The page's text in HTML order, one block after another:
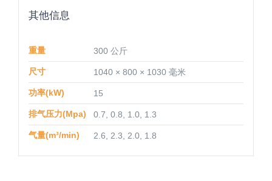
其他信息
重量 300 公斤
尺寸 1040 × 800 × 1030 毫米
功率(kW) 15
排气压力(Mpa) 0.7, 0.8, 1.0, 1.3
气量(m³/min) 2.6, 2.3, 2.0, 1.8